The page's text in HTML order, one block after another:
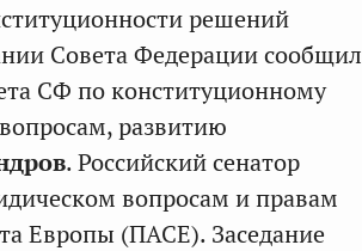
решений
Совета Федерации сообщил
СФ по конституционному
развитию
. Российский сенатор
вопросам и правам
Европы (ПАСЕ). Заседание